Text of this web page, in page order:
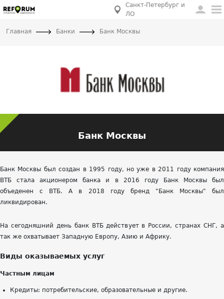
Санкт-Петербург и
ЛО
Главная Банки Банк Москвы
Банк Москвы
Банк Москвы был создан в 1995 году, но уже в 2011 году компания
ВТБ стала акционером банка и в 2016 году Банк Москвы был
объеденен с ВТБ. А в 2018 году бренд "Банк Москвы" был
ликвидирован.
На сегодняшний день банк ВТБ действует в России, странах СНГ, а
так же охватывает Западную Европу, Азию и Африку.
Виды оказываемых услуг
Частным лицам
Кредиты: потребительские, образовательные и другие.